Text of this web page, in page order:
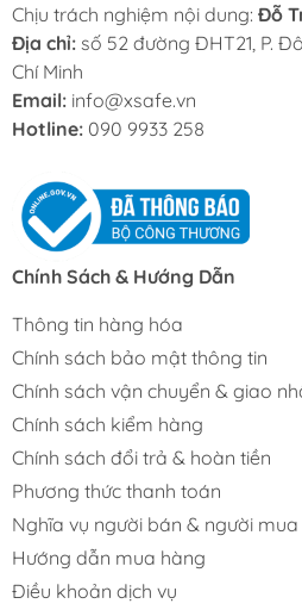
Chịu trách nghiệm nội dung: Đỗ
Địa chỉ: số 52 đường ĐHT21, P.
Chí Minh
Email: info@xsafe.vn
Hotline: 090 9933 258
Chính Sách & Hướng Dẫn
Thông tin hàng hóa
Chính sách bảo mật thông tin
Chính sách vận chuyển & giao
Chính sách kiểm hàng
Chính sách đổi trả & hoàn tiền
Phương thức thanh toán
Nghĩa vụ người bán & người mua
Hướng dẫn mua hàng
Điều khoản dịch vụ